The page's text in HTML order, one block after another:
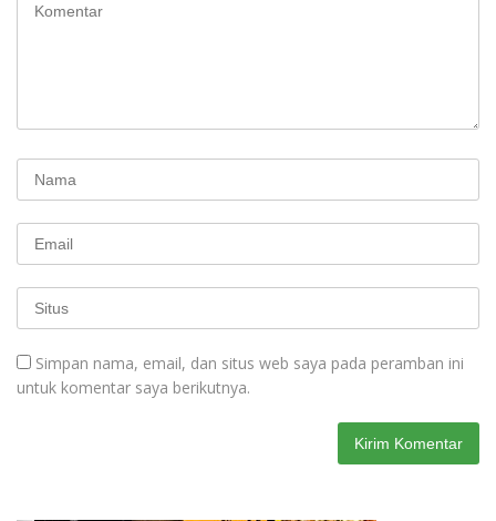
Simpan nama, email, dan situs web saya pada peramban ini
untuk komentar saya berikutnya.